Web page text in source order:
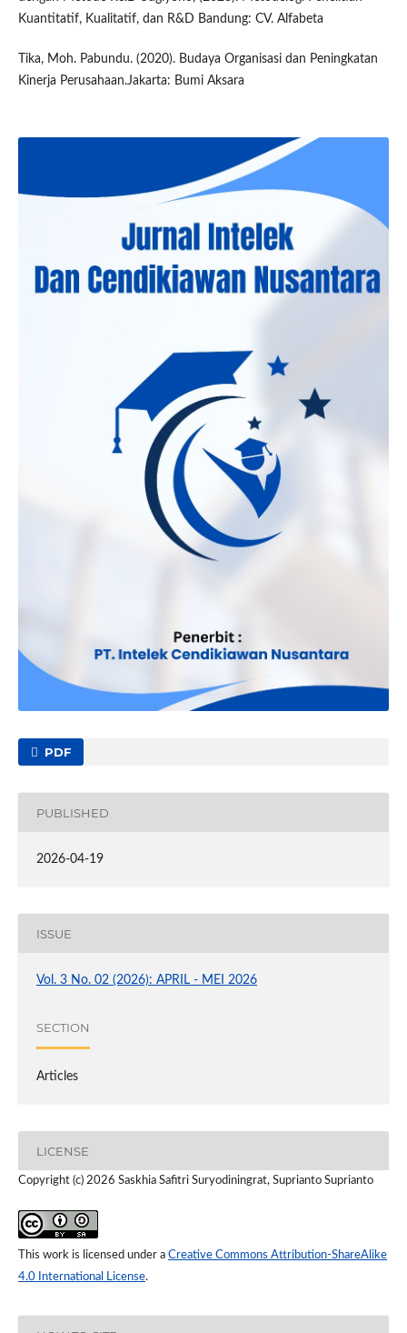
Kuantitatif, Kualitatif, dan R&D Bandung: CV. Alfabeta
Tika, Moh. Pabundu. (2020). Budaya Organisasi dan Peningkatan
Kinerja Perusahaan.Jakarta: Bumi Aksara
PDF
PUBLISHED
2026-04-19
ISSUE
Vol. 3 No. 02 (2026): APRIL - MEI 2026
SECTION
Articles
LICENSE
Copyright (c) 2026 Saskhia Safitri Suryodiningrat, Suprianto Suprianto
This work is licensed under a Creative Commons Attribution-ShareAlike
4.0 International License.